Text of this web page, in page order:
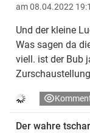
am 08.04.2022
Und der kleine
Was sagen da
viell. ist der Bub
Der wahre